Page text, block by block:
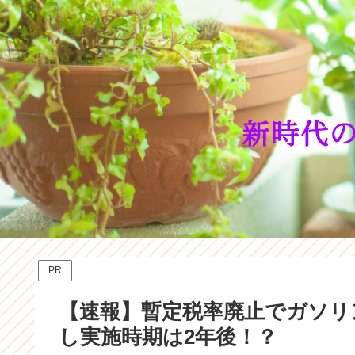
PR
【速報】暫定税率廃止でガソ
し実施時期は2年後！？